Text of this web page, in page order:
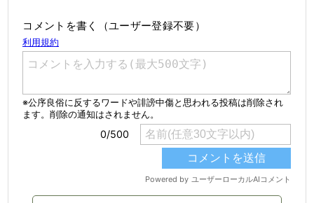
コメントを書く（ユーザー登録不要）